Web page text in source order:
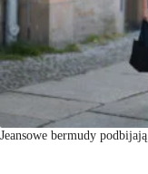
Jeansowe bermudy